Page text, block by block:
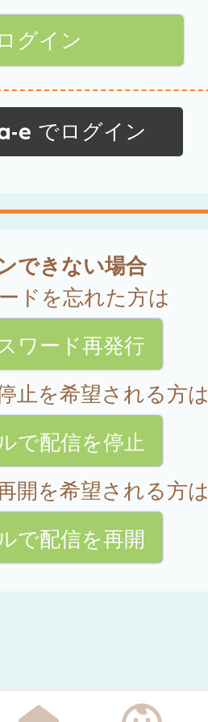
でログイン
できない場合
ドを忘れた方は
ワード再発行
止を希望される方は
で配信を停止
開を希望される方は
で配信を再開